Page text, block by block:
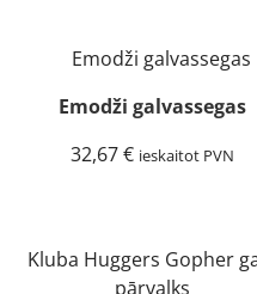
Emodži galvassegas
32,67€ ieskaitot PVN